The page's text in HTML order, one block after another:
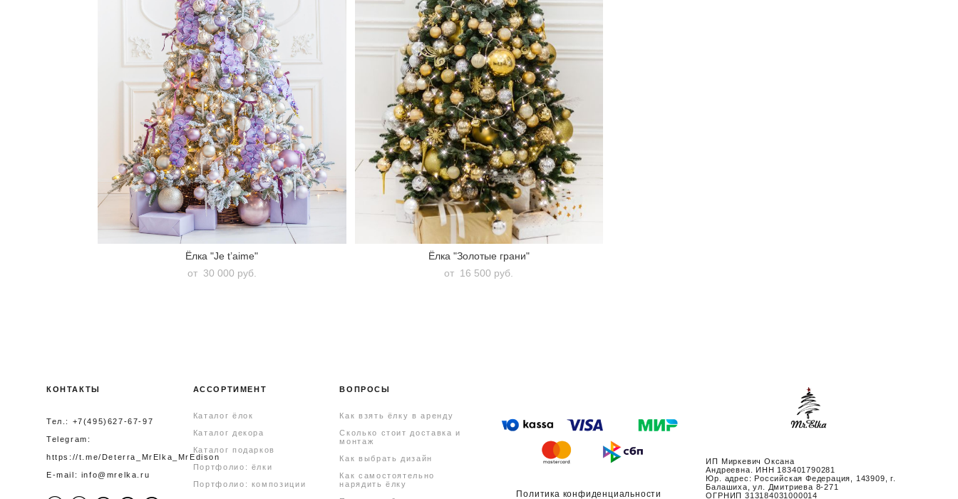
Ёлка "Je t’aime"
от 30 000 pуб.
Ёлка "Золотые грани"
от 16 500 pуб.
КОНТАКТЫ
Тел.: +7(495)627-67-97
Telegram:
https://t.me/Deterra_MrElka_MrEdison
E-mail: info@mrelka.ru
АССОРТИМЕНТ
Каталог ёлок
Каталог декора
Каталог подарков
Портфолио: ёлки
Портфолио: композиции
ВОПРОСЫ
Как взять ёлку в аренду
Сколько стоит доставка и
монтаж
Как выбрать дизайн
Как самостоятельно
нарядить ёлку
Политика конфиденциальности
ИП Миркевич Оксана
Андреевна. ИНН 183401790281
Юр. адрес: Российская Федерация, 143909, г.
Балашиха, ул. Дмитриева 8-271
ОГРНИП 313184031000014